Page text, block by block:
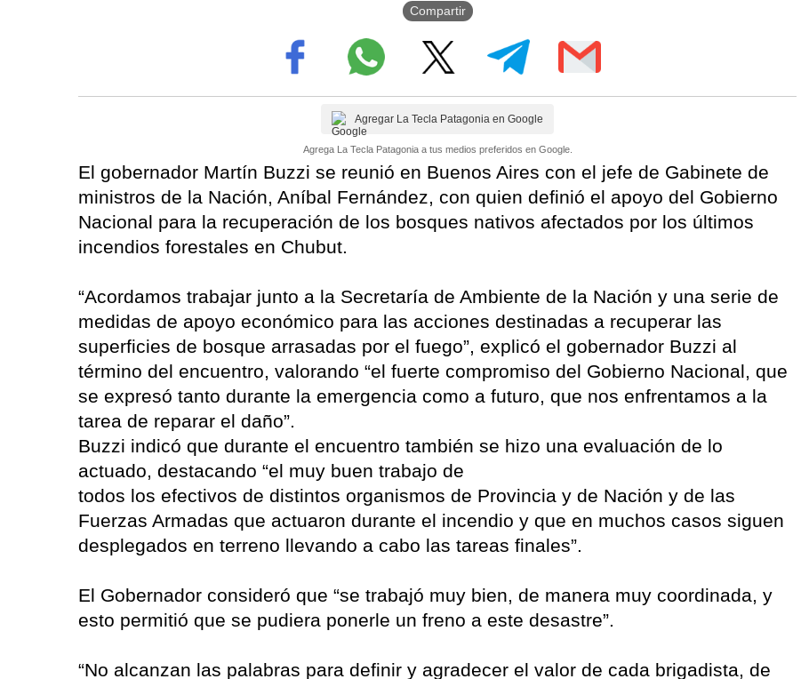
Compartir
Agregar La Tecla Patagonia en Google
Agrega La Tecla Patagonia a tus medios preferidos en Google.
El gobernador Martín Buzzi se reunió en Buenos Aires con el jefe de Gabinete de
ministros de la Nación, Aníbal Fernández, con quien definió el apoyo del Gobierno
Nacional para la recuperación de los bosques nativos afectados por los últimos
incendios forestales en Chubut.
“Acordamos trabajar junto a la Secretaría de Ambiente de la Nación y una serie de
medidas de apoyo económico para las acciones destinadas a recuperar las
superficies de bosque arrasadas por el fuego”, explicó el gobernador Buzzi al
término del encuentro, valorando “el fuerte compromiso del Gobierno Nacional, que
se expresó tanto durante la emergencia como a futuro, que nos enfrentamos a la
tarea de reparar el daño”.
Buzzi indicó que durante el encuentro también se hizo una evaluación de lo
actuado, destacando “el muy buen trabajo de
todos los efectivos de distintos organismos de Provincia y de Nación y de las
Fuerzas Armadas que actuaron durante el incendio y que en muchos casos siguen
desplegados en terreno llevando a cabo las tareas finales”.
El Gobernador consideró que “se trabajó muy bien, de manera muy coordinada, y
esto permitió que se pudiera ponerle un freno a este desastre”.
“No alcanzan las palabras para definir y agradecer el valor de cada brigadista, de